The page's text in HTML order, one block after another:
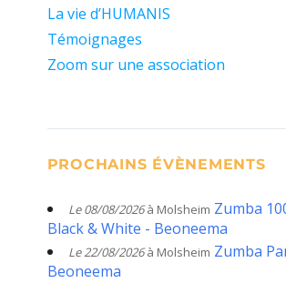
La vie d’HUMANIS
Témoignages
Zoom sur une association
PROCHAINS ÉVÈNEMENTS
Le 08/08/2026à Molsheim Zumba
Black & White - Beoneema
Le 22/08/2026à Molsheim Zumba
Beoneema